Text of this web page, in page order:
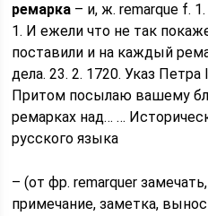
ремарка – и, ж. remarque f.
1. И ежели что не так
поставили и на каждый
дела. 23. 2. 1720. Указ
Притом посылаю вашему
ремарках над… …
русского языка
– (от фр. remarquer
примечание, заметка,